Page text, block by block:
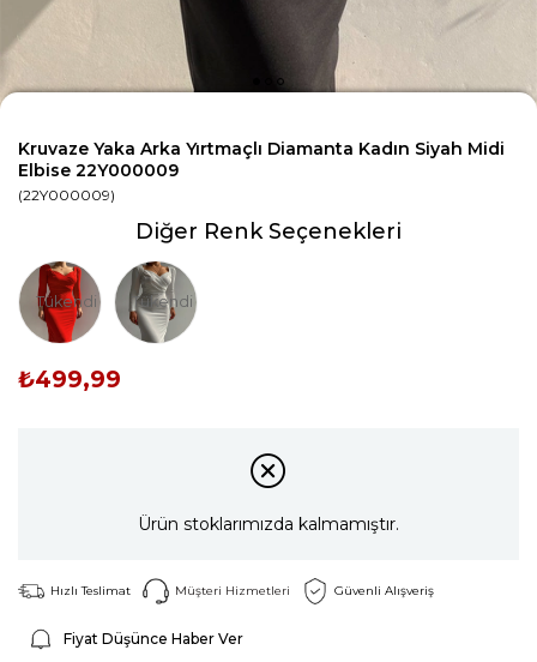
Kruvaze Yaka Arka Yırtmaçlı Diamanta Kadın Siyah Midi
Elbise 22Y000009
(22Y000009)
Diğer Renk Seçenekleri
Tükendi Tükendi
₺499,99
Ürün stoklarımızda kalmamıştır.
Hızlı Teslimat Müşteri Hizmetleri Güvenli Alışveriş
Fiyat Düşünce Haber Ver